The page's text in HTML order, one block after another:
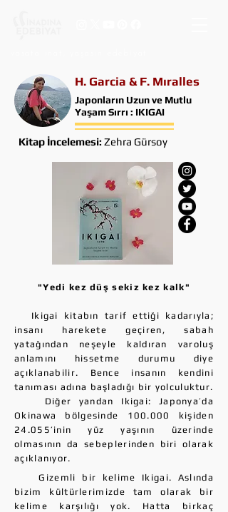
H. Garcia & F. Mıralles
Japonların Uzun ve Mutlu
Yaşam Sırrı : IKIGAI
Kitap İncelemesi:Zehra Gürsoy
"Yedi kez düş sekiz kez kalk"
Ikigai kitabın tarif ettiği kadarıyla;
insanı harekete geçiren, sabah
yatağından neşeyle kaldıran varoluş
anlamını hissetme durumu diye
açıklanabilir. Bence insanın kendini
tanıması adına başladığı bir yolculuktur.
Diğer yandan Ikigai: Japonya’da
Okinawa bölgesinde 100.000 kişiden
24.055’inin yüz yaşının üzerinde
olmasının da sebeplerinden biri olarak
açıklanıyor.
Gizemli bir kelime Ikigai. Aslında
bizim kültürlerimizde tam olarak bir
kelime karşılığı yok. Hatta birkaç